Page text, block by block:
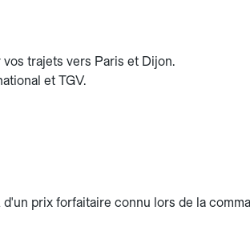
trajets vers Paris et Dijon.
et TGV.
prix forfaitaire connu lors de la